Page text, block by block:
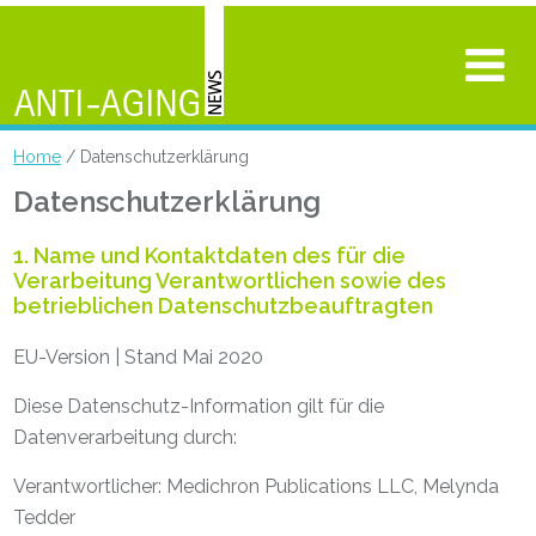
Home / Datenschutzerklärung
Datenschutzerklärung
1. Name und Kontaktdaten des für die
Verarbeitung Verantwortlichen sowie des
betrieblichen Datenschutzbeauftragten
EU-Version | Stand Mai 2020
Diese Datenschutz-Information gilt für die
Datenverarbeitung durch:
Verantwortlicher: Medichron Publications LLC, Melynda
Tedder